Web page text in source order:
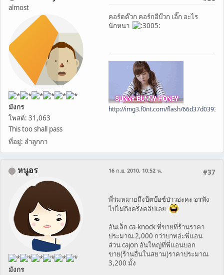
almost
มังกร
โพสต์: 31,063
This too shall pass
ที่อยู่: ลำลูกกา
คอร์ดด๊วก คอร์กอีบ๊วก เอิ๊ก อะไร
นักหนา
http://img3.f0nt.com/flash/
หนูอร
มังกร
#37
16 ก.ย. 2010, 10:52 น.
พี่ร่มหมายถึงบีตบ๊อซ์ป่าวอ่ะคะ อรฟัง
ไปไม่ถึงครึ่งคลิปเลย
อันเล็ก ca-knock ที่ขายที่ร้านราคา
ประมาณ 2,000 กว่าบาทอ่ะพี่แอน
ส่วน cajon อันใหญ่ที่พี่แอนบอก
ขาย(ร้านอื่นในสยาม)ราคาประมาณ
3,200 มั้ง